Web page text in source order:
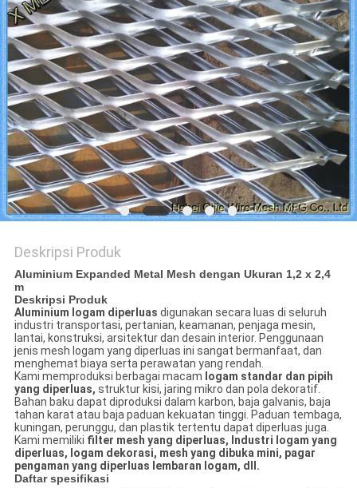
Deskripsi Produk
Aluminium Expanded Metal Mesh dengan Ukuran 1,2 x 2,4
m
Deskripsi Produk
Aluminium logam diperluas digunakan secara luas di seluruh
industri transportasi, pertanian, keamanan, penjaga mesin,
lantai, konstruksi, arsitektur dan desain interior. Penggunaan
jenis mesh logam yang diperluas ini sangat bermanfaat, dan
menghemat biaya serta perawatan yang rendah.
Kami memproduksi berbagai macam logam standar dan pipih
yang diperluas, struktur kisi, jaring mikro dan pola dekoratif.
Bahan baku dapat diproduksi dalam karbon, baja galvanis, baja
tahan karat atau baja paduan kekuatan tinggi. Paduan tembaga,
kuningan, perunggu, dan plastik tertentu dapat diperluas juga.
Kami memiliki filter mesh yang diperluas, Industri logam yang
diperluas, logam dekorasi, mesh yang dibuka mini, pagar
pengaman yang diperluas lembaran logam, dll.
Daftar spesifikasi